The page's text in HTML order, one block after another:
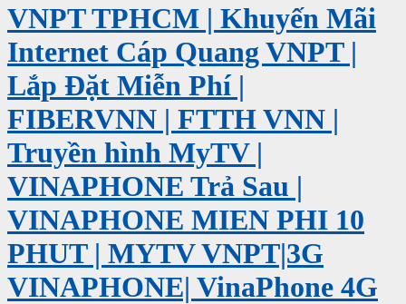
VNPT TPHCM | Khuyến Mãi
Internet Cáp Quang VNPT |
Lắp Đặt Miễn Phí |
FIBERVNN | FTTH VNN |
Truyền hình MyTV |
VINAPHONE Trả Sau |
VINAPHONE MIEN PHI 10
PHUT | MYTV VNPT|3G
VINAPHONE| VinaPhone 4G